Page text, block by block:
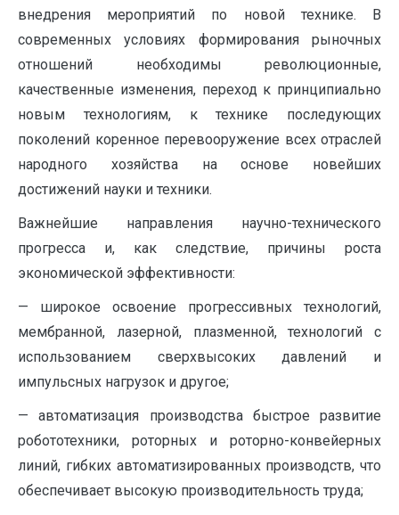
внедрения мероприятий по новой технике. В
современных условиях формирования рыночных
отношений необходимы революционные,
качественные изменения, переход к принципиально
новым технологиям, к технике последующих
поколений коренное перевооружение всех отраслей
народного хозяйства на основе новейших
достижений науки и техники.
Важнейшие направления научно-технического
прогресса и, как следствие, причины роста
экономической эффективности:
— широкое освоение прогрессивных технологий,
мембранной, лазерной, плазменной, технологий с
использованием сверхвысоких давлений и
импульсных нагрузок и другое;
— автоматизация производства быстрое развитие
робототехники, роторных и роторно-конвейерных
линий, гибких автоматизированных производств, что
обеспечивает высокую производительность труда;